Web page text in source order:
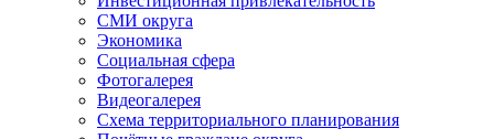
СМИ округа
Экономика
Социальная сфера
Фотогалерея
Видеогалерея
Схема территориального планирования